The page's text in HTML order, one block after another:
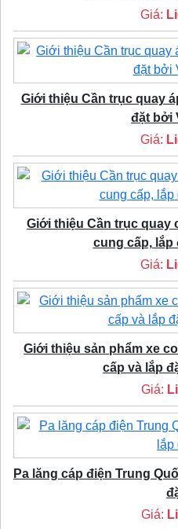
Giá:
Giới thiệu Cần trục quay
đặt bởi
Giá:
Giới thiệu Cần trục quay
cung cấp, lắp
Giá:
Giới thiệu sản phẩm xe
cấp và lắp
Giá:
Pa lăng cáp điện Trung
Giá: